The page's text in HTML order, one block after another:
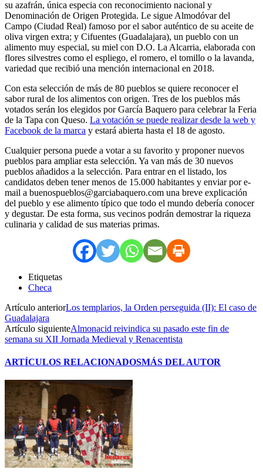
su azafrán, única especia con reconocimiento nacional y
Denominación de Origen Protegida. Le sigue Almodóvar del
Campo (Ciudad Real) famoso por el sabor auténtico de su aceite de
oliva virgen extra; y Cifuentes (Guadalajara), un pueblo con un
alimento muy especial, su miel con D.O. La Alcarria, elaborada con
flores silvestres como el espliego, el romero, el tomillo o la lavanda,
variedad que recibió una mención internacional en 2018.
Con esta selección de más de 80 pueblos se quiere reconocer el
sabor rural de los alimentos con origen. Tres de los pueblos más
votados serán los elegidos por García Baquero para celebrar la Feria
de la Tapa con Queso. La votación se puede realizar desde la web y
Facebook de la marca y estará abierta hasta el 18 de agosto.
Cualquier persona puede a votar a su favorito y proponer nuevos
pueblos para ampliar esta selección. Ya van más de 30 nuevos
pueblos añadidos a la selección. Para entrar en el listado, los
candidatos deben tener menos de 15.000 habitantes y enviar por e-
mail a buenospueblos@garciabaquero.com una breve explicación
del pueblo y ese alimento típico que todo el mundo debería conocer
y degustar. De esta forma, sus vecinos podrán demostrar la riqueza
culinaria y calidad de sus materias primas.
Etiquetas
Checa
Artículo anteriorLos templarios, la Orden perseguida (II): El caso de
Guadalajara
Artículo siguienteAlmonacid reivindica su pasado este fin de
semana su XII Jornada Medieval y Renacentista
ARTÍCULOS RELACIONADOSMÁS DEL AUTOR